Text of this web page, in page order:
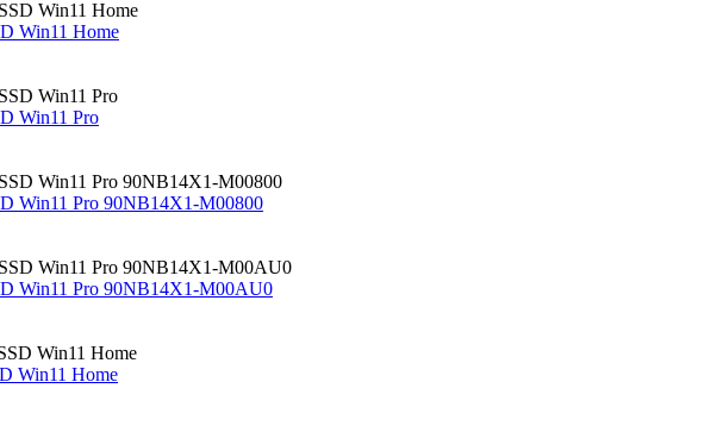
Win11 Home
Win11 Pro
Win11 Pro 90NB14X1-M00800
Win11 Pro 90NB14X1-M00AU0
Win11 Home